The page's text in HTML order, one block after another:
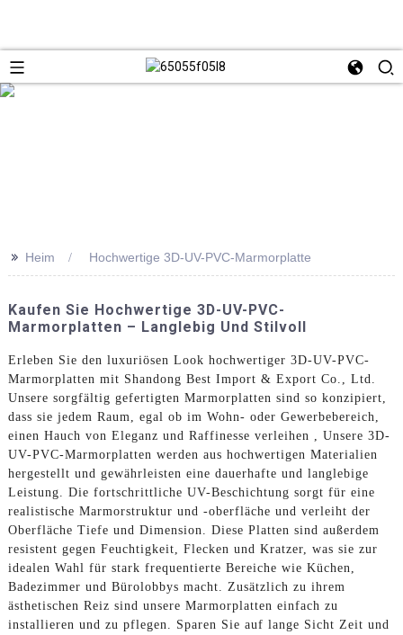
>> Heim Hochwertige 3D-UV-PVC-Marmorplatte
Kaufen Sie Hochwertige 3D-UV-PVC-
Marmorplatten – Langlebig Und Stilvoll
Erleben Sie den luxuriösen Look hochwertiger 3D-UV-PVC-
Marmorplatten mit Shandong Best Import & Export Co., Ltd.
Unsere sorgfältig gefertigten Marmorplatten sind so konzipiert,
dass sie jedem Raum, egal ob im Wohn- oder Gewerbebereich,
einen Hauch von Eleganz und Raffinesse verleihen , Unsere 3D-
UV-PVC-Marmorplatten werden aus hochwertigen Materialien
hergestellt und gewährleisten eine dauerhafte und langlebige
Leistung. Die fortschrittliche UV-Beschichtung sorgt für eine
realistische Marmorstruktur und -oberfläche und verleiht der
Oberfläche Tiefe und Dimension. Diese Platten sind außerdem
resistent gegen Feuchtigkeit, Flecken und Kratzer, was sie zur
idealen Wahl für stark frequentierte Bereiche wie Küchen,
Badezimmer und Bürolobbys macht. Zusätzlich zu ihrem
ästhetischen Reiz sind unsere Marmorplatten einfach zu
installieren und zu pflegen. Sparen Sie auf lange Sicht Zeit und